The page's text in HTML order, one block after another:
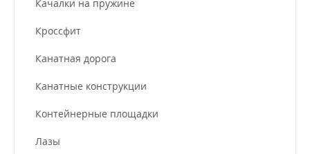
Качалки на пружине
Кроссфит
Канатная дорога
Канатные конструкции
Контейнерные площадки
Лазы